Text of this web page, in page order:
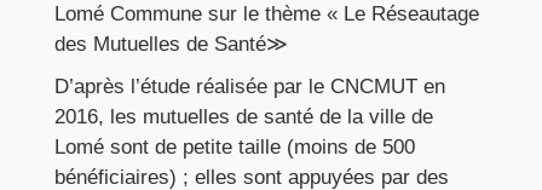
Lomé Commune sur le thème « Le Réseautage
des Mutuelles de Santé≫
D’après l’étude réalisée par le CNCMUT en
2016, les mutuelles de santé de la ville de
Lomé sont de petite taille (moins de 500
bénéficiaires) ; elles sont appuyées par des